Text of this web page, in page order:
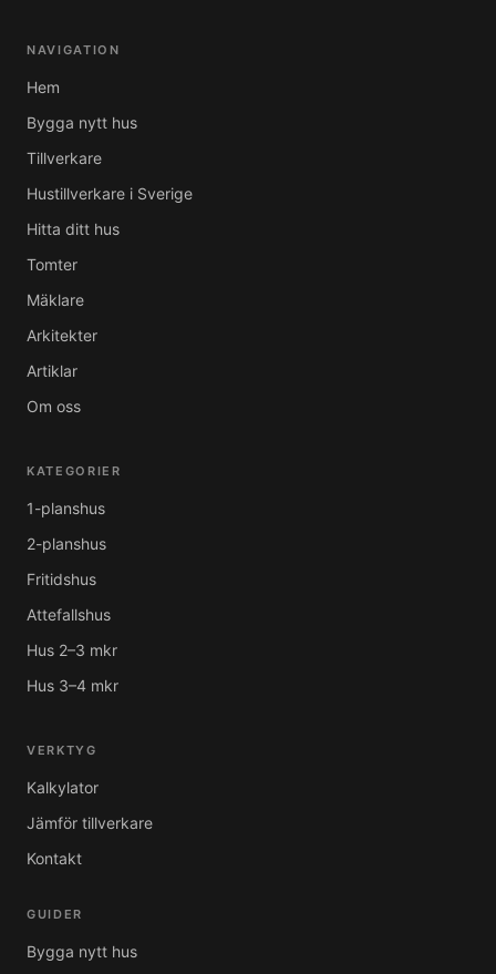
NAVIGATION
Hem
Bygga nytt hus
Tillverkare
Hustillverkare i Sverige
Hitta ditt hus
Tomter
Mäklare
Arkitekter
Artiklar
Om oss
KATEGORIER
1-planshus
2-planshus
Fritidshus
Attefallshus
Hus 2–3 mkr
Hus 3–4 mkr
VERKTYG
Kalkylator
Jämför tillverkare
Kontakt
GUIDER
Bygga nytt hus